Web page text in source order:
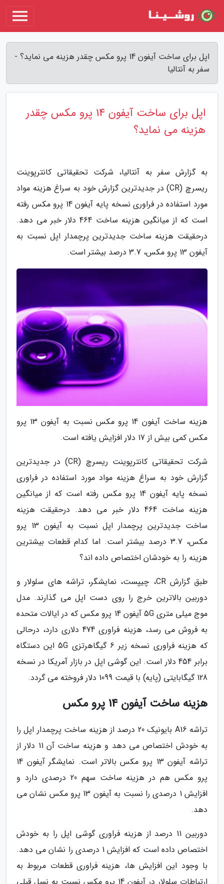
اپل برای ساخت آیفون 14 پرو مکس چقدر هزینه می نماید؟ -
سفر به آنتالیا
اپل برای ساخت آیفون 14 پرو مکس چقدر
هزینه می نماید؟
به گزارش سفر به آنتالیا، شرکت تحقیقاتی کانترپوینت
ریسرچ (CR) در جدیدترین گزارش خود به سراغ هزینه مواد
مورد استفاده در فراوری نسخه پایه آیفون 14 پرو مکس رفته
است که از میانگین هزینه ساخت 464 دلار خبر می دهد.
درحقیقت هزینه ساخت جدیدترین پرچمدار اپل نسبت به
آیفون 13 پرو مکس، 3.7 درصد بیشتر است.
هزینه ساخت آیفون 14 پرو مکس نسبت به آیفون 13 پرو
مکس کمی بیش از 17 دلار افزایش یافته است.
شرکت تحقیقاتی کانترپوینت ریسرچ (CR) در جدیدترین
گزارش خود به سراغ هزینه مواد مورد استفاده در فراوری
نسخه پایه آیفون 14 پرو مکس رفته است که از میانگین
هزینه ساخت 464 دلار خبر می دهد. درحقیقت هزینه
ساخت جدیدترین پرچمدار اپل نسبت به آیفون 13 پرو
مکس، 3.7 درصد بیشتر است. اما کدام قطعات بیشترین
هزینه را به خودشان اختصاص داده اند؟
طبق گزارش CR، چیپست، نمایشگر، تراشه های سلولار و
دوربین بالاترین خرج را روی دست اپل می گذارند. مدل
موج میلی متری 5G آیفون 14 پرو مکس که در ایالات متحده
به فروش می رسد، هزینه فراوری 474 دلاری دارد، درحالی
که هزینه فراوری نسخه زیر 6 گیگاهرتزی 5G این دستگاه
برابر 454 دلار است. این گوشی اپل در بازار آمریکا در نسخه
128 گیگابایتی (پایه) با قیمت 1099 دلار فروخته می گردد.
هزینه ساخت آیفون 14 پرو مکس
تراشه A16 بایونیک 20 درصد از هزینه ساخت پرچمدار اپل را
به خودش اختصاص می دهد و هزینه ساخت آن 11 دلار از
تراشه آیفون 13 پرو مکس بالاتر است. نمایشگر آیفون 14
پرو مکس هم در هزینه ساخت سهم 20 درصدی دارد و
افزایش 1 درصدی را نسبت به آیفون 13 پرو مکس نشان می
دهد.
دوربین 11 درصد از هزینه فراوری گوشی اپل را به خودش
اختصاص داده است که افزایش 1 درصدی را نشان می دهد.
با وجود این افزایش ها، هزینه فراوری قطعات مربوط به